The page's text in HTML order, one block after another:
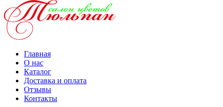
Главная
О нас
Каталог
Доставка и оплата
Отзывы
Контакты